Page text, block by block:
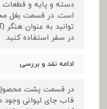
دسته و پایه و قطعات
است. در قسمت بغل
توانید به عنوان هنگر
در سفر استفاده کنید.
ادامه نقد و بررسی
در قسمت پشت محصول
قاب جای لیوانی وجود